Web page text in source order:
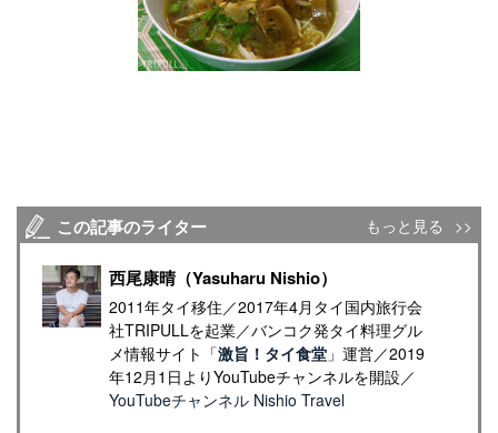
この記事のライター もっと見る
西尾康晴（Yasuharu Nishio）
2011年タイ移住／2017年4月タイ国内旅行会
社TRIPULLを起業／バンコク発タイ料理グル
メ情報サイト「激旨！タイ食堂」運営／2019
年12月1日よりYouTubeチャンネルを開設／
YouTubeチャンネル Nishio Travel